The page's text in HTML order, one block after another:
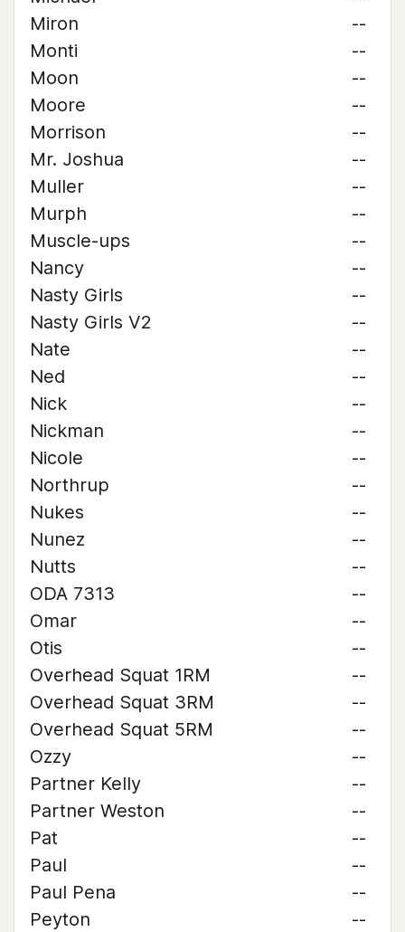
Miron
--
Monti
--
Moon
--
Moore
--
Morrison
--
Mr. Joshua
--
Muller
--
Murph
--
Muscle-ups
--
Nancy
--
Nasty Girls
--
Nasty Girls V2
--
Nate
--
Ned
--
Nick
--
Nickman
--
Nicole
--
Northrup
--
Nukes
--
Nunez
--
Nutts
--
ODA 7313
--
Omar
--
Otis
--
Overhead Squat 1RM
--
Overhead Squat 3RM
--
Overhead Squat 5RM
--
Ozzy
--
Partner Kelly
--
Partner Weston
--
Pat
--
Paul
--
Paul Pena
--
Peyton
--